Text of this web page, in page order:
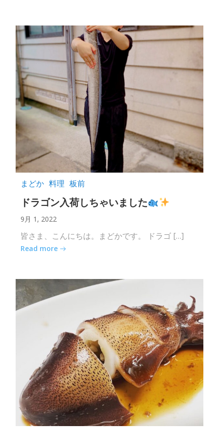
まどか 料理 板前
ドラゴン入荷しちゃいました
9月 1, 2022
皆さま、こんにちは。まどかです。 ドラゴ […]
Read more